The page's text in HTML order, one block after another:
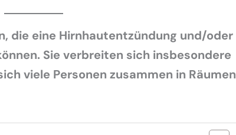
die eine Hirnhautentzündung und/oder
Sie verbreiten sich insbesondere
viele Personen zusammen in Räumen